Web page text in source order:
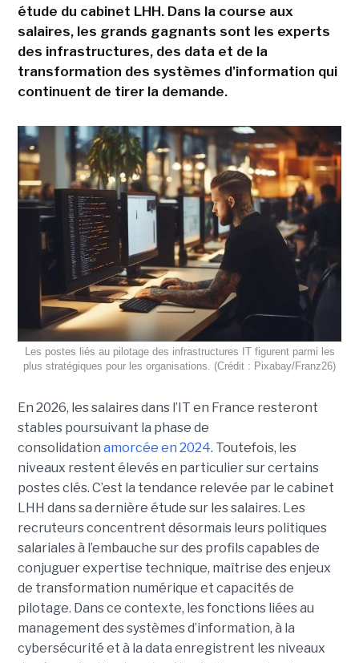
étude du cabinet LHH. Dans la course aux
salaires, les grands gagnants sont les experts
des infrastructures, des data et de la
transformation des systèmes d'information qui
continuent de tirer la demande.
Les postes liés au pilotage des infrastructures IT figurent parmi les
plus stratégiques pour les organisations. (Crédit : Pixabay/Franz26)
En 2026, les salaires dans l’IT en France resteront
stables poursuivant la phase de
consolidation amorcée en 2024. Toutefois, les
niveaux restent élevés en particulier sur certains
postes clés. C’est la tendance relevée par le cabinet
LHH dans sa dernière étude sur les salaires. Les
recruteurs concentrent désormais leurs politiques
salariales à l’embauche sur des profils capables de
conjuguer expertise technique, maîtrise des enjeux
de transformation numérique et capacités de
pilotage. Dans ce contexte, les fonctions liées au
management des systèmes d’information, à la
cybersécurité et à la data enregistrent les niveaux